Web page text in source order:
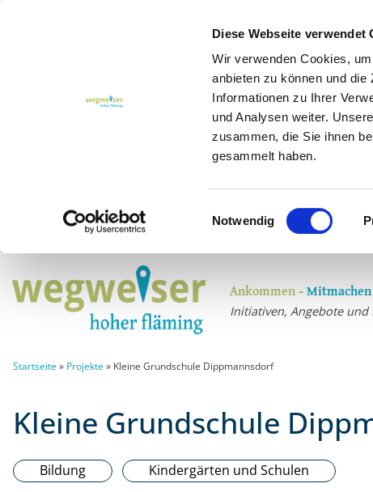
Diese Webseite verwendet
Wir verwenden Cookies,
anbieten zu können und
Informationen zu Ihrer
und Analysen weiter.
zusammen, die Sie ihnen
gesammelt haben.
Einwilligungsauswahl
Notwendig
Ankommen – Mitmachen
Initiativen, Angebote und
Startseite » Projekte » Kleine Grundschule Dippmannsdorf
Kleine Grundschule
Bildung
Kindergärten und Schulen